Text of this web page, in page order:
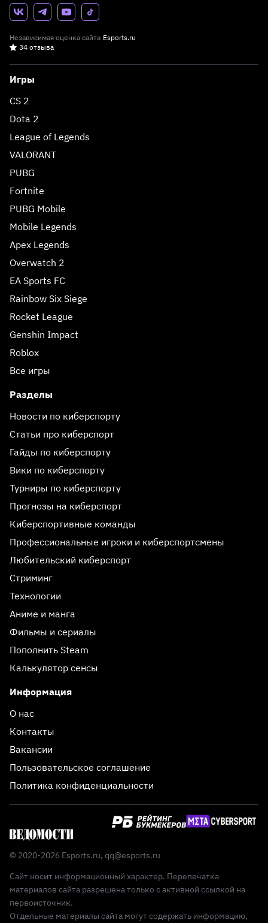
Независимая оценка сайта Esports.ru
34 отзыва
Игры
CS 2
Dota 2
League of Legends
VALORANT
PUBG
Fortnite
PUBG Mobile
Mobile Legends
Apex Legends
Overwatch 2
EA Sports FC
Rainbow Six Siege
Rocket League
Genshin Impact
Roblox
Все игры
Разделы
Новости по киберспорту
Статьи про киберспорт
Гайды по киберспорту
Вики по киберспорту
Турниры по киберспорту
Прогнозы на киберспорт
Киберспортивные команды
Профессиональные игроки и киберспортсмены
Любительский киберспорт
Стриминг
Технологии
Аниме и манга
Фильмы и сериалы
Пополнить Steam
Калькулятор сенсы
Информация
О нас
Контакты
Вакансии
Пользовательское соглашение
Политика конфиденциальности
© 2020-2026 Esports.ru, qq@esports.ru
Сайт носит информационный характер. Перепечатка
материалов сайта разрешена только с активной ссылкой на
первоисточник.
Отдельные материалы сайта могут содержать информацию,